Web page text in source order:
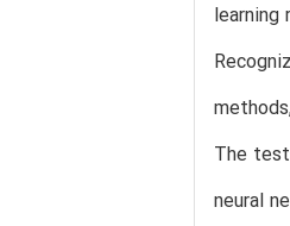
The
neural